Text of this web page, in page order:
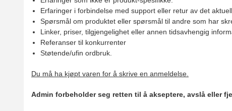
Erfaringer i forbindelse med support eller retur av det
Spørsmål om produktet eller spørsmål til andre som har
Linker, priser, tilgjengelighet eller annen tidsavhengig
Referanser til konkurrenter
Støtende/ufin ordbruk.
Du må ha kjøpt varen for å skrive en anmeldelse.
Admin forbeholder seg retten til å akseptere, avslå eller